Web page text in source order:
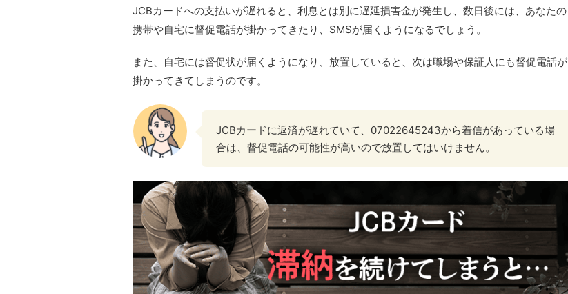
JCBカードへの支払いが遅れると、利息とは別に遅延損害金が発生し、数日後には、あなたの
携帯や自宅に督促電話が掛かってきたり、SMSが届くようになるでしょう。
また、自宅には督促状が届くようになり、放置していると、次は職場や保証人にも督促電話が
掛かってきてしまうのです。
JCBカードに返済が遅れていて、07022645243から着信があっている場
合は、督促電話の可能性が高いので放置してはいけません。